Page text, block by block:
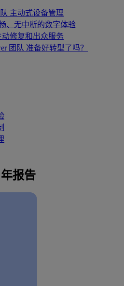
主动式设备管理
、无中断的数字体验
动修复和出众服务
团队 准备好转型了吗？
报告